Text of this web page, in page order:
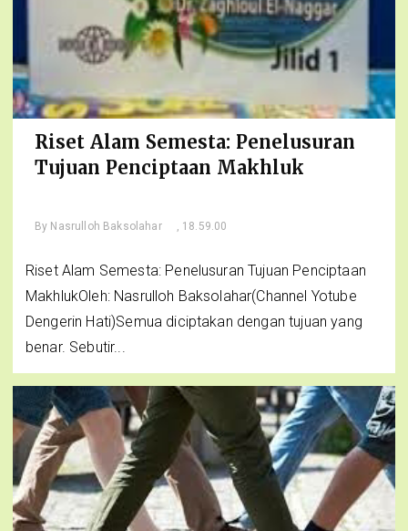
Riset Alam Semesta: Penelusuran
Tujuan Penciptaan Makhluk
By Nasrulloh Baksolahar , 18.59.00
Riset Alam Semesta: Penelusuran Tujuan Penciptaan
MakhlukOleh: Nasrulloh Baksolahar(Channel Yotube
Dengerin Hati)Semua diciptakan dengan tujuan yang
benar. Sebutir...